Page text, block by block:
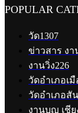
POPULAR
วัด1307
ข่าวสาร งา
งานวิ่ง226
วัดอำเภอเ
วัดอำเภอสั
งานบุญ เชีย